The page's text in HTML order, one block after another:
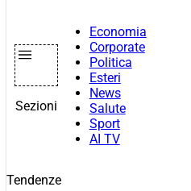
Sezioni
Economia
Corporate
Politica
Esteri
News
Salute
Sport
AI TV
Tendenze